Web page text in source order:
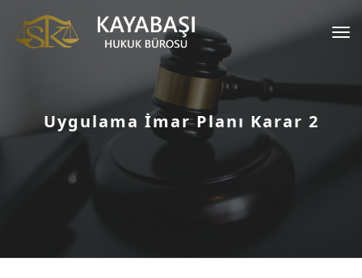
Uygulama İmar Planı Karar 2